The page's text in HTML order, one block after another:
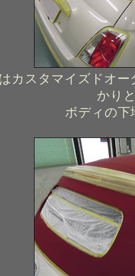
カスタマイズドオ
かり
ボディの下